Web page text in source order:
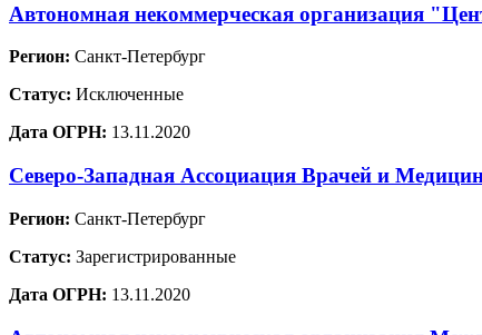
Автономная некоммерческая организация
Регион: Санкт-Петербург
Статус: Исключенные
Дата ОГРН: 13.11.2020
Северо-Западная Ассоциация Врачей и
Регион: Санкт-Петербург
Статус: Зарегистрированные
Дата ОГРН: 13.11.2020